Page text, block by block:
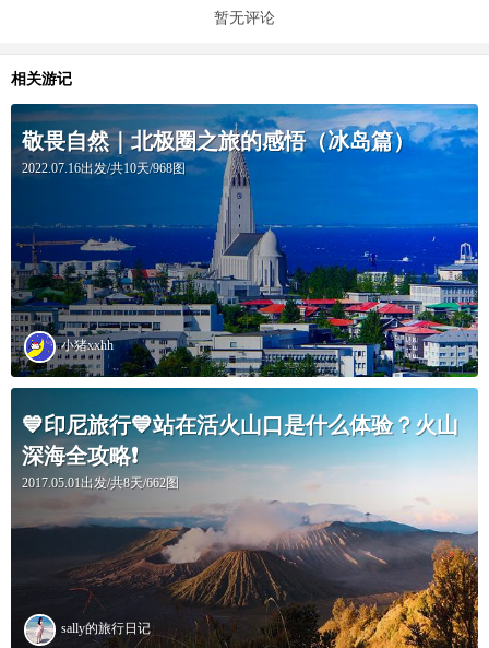
暂无评论
相关游记
敬畏自然｜北极圈之旅的感悟（冰岛篇）
2022.07.16出发/共10天/968图
小猪xxhh
💙印尼旅行💙站在活火山口是什么体验？火山
深海全攻略❗
2017.05.01出发/共8天/662图
sally的旅行日记